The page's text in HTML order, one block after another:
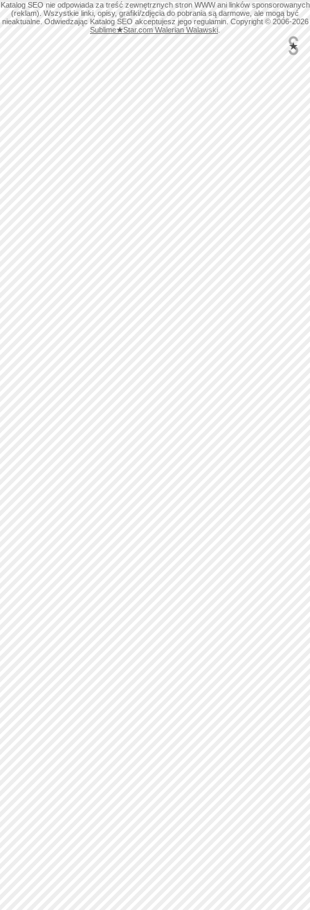
Katalog SEO nie odpowiada za treść zewnętrznych stron WWW ani linków sponsorowanych
(reklam). Wszystkie linki, opisy, grafiki/zdjęcia do pobrania są darmowe, ale mogą być
nieaktualne. Odwiedzając Katalog SEO akceptujesz jego regulamin. Copyright © 2006-2026
Sublime★Star.com Walerian Walawski